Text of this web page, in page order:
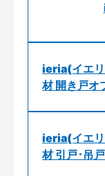
ieria(イエリ
材 開き戸オ
ieria(イエリ
材 引戸･吊